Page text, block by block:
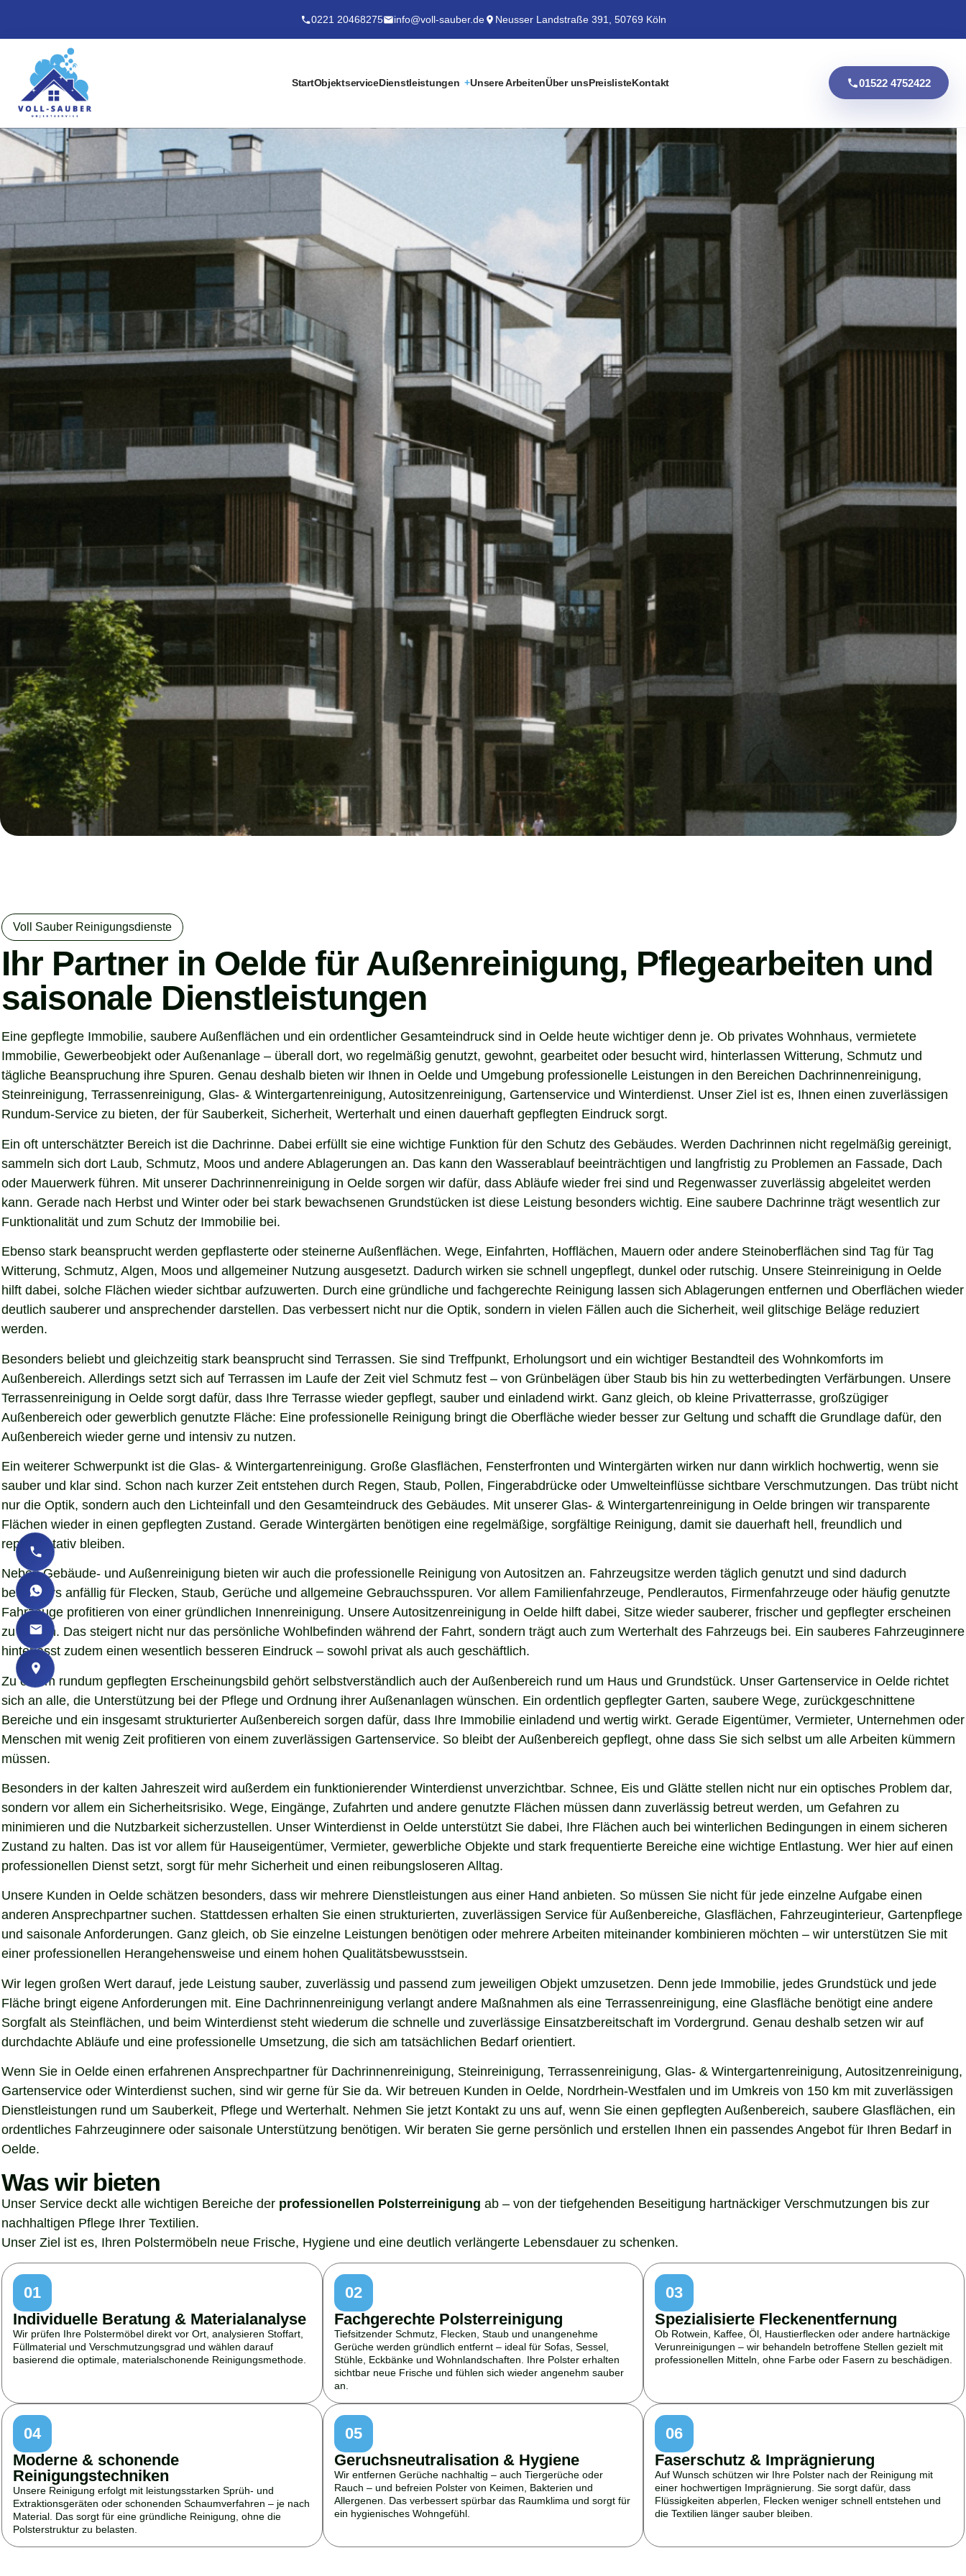
0221 20468275 info@voll-sauber.de Neusser Landstraße 391, 50769 Köln
StartObjektserviceDienstleistungen Unsere ArbeitenÜber unsPreislisteKontakt 01522 4752422
Voll Sauber Reinigungsdienste
Ihr Partner in Oelde für Außenreinigung, Pflegearbeiten und
saisonale Dienstleistungen
Eine gepflegte Immobilie, saubere Außenflächen und ein ordentlicher Gesamteindruck sind in Oelde heute wichtiger denn je. Ob privates Wohnhaus, vermietete
Immobilie, Gewerbeobjekt oder Außenanlage – überall dort, wo regelmäßig genutzt, gewohnt, gearbeitet oder besucht wird, hinterlassen Witterung, Schmutz und
tägliche Beanspruchung ihre Spuren. Genau deshalb bieten wir Ihnen in Oelde und Umgebung professionelle Leistungen in den Bereichen Dachrinnenreinigung,
Steinreinigung, Terrassenreinigung, Glas- & Wintergartenreinigung, Autositzenreinigung, Gartenservice und Winterdienst. Unser Ziel ist es, Ihnen einen zuverlässigen
Rundum-Service zu bieten, der für Sauberkeit, Sicherheit, Werterhalt und einen dauerhaft gepflegten Eindruck sorgt.
Ein oft unterschätzter Bereich ist die Dachrinne. Dabei erfüllt sie eine wichtige Funktion für den Schutz des Gebäudes. Werden Dachrinnen nicht regelmäßig gereinigt,
sammeln sich dort Laub, Schmutz, Moos und andere Ablagerungen an. Das kann den Wasserablauf beeinträchtigen und langfristig zu Problemen an Fassade, Dach
oder Mauerwerk führen. Mit unserer Dachrinnenreinigung in Oelde sorgen wir dafür, dass Abläufe wieder frei sind und Regenwasser zuverlässig abgeleitet werden
kann. Gerade nach Herbst und Winter oder bei stark bewachsenen Grundstücken ist diese Leistung besonders wichtig. Eine saubere Dachrinne trägt wesentlich zur
Funktionalität und zum Schutz der Immobilie bei.
Ebenso stark beansprucht werden gepflasterte oder steinerne Außenflächen. Wege, Einfahrten, Hofflächen, Mauern oder andere Steinoberflächen sind Tag für Tag
Witterung, Schmutz, Algen, Moos und allgemeiner Nutzung ausgesetzt. Dadurch wirken sie schnell ungepflegt, dunkel oder rutschig. Unsere Steinreinigung in Oelde
hilft dabei, solche Flächen wieder sichtbar aufzuwerten. Durch eine gründliche und fachgerechte Reinigung lassen sich Ablagerungen entfernen und Oberflächen wieder
deutlich sauberer und ansprechender darstellen. Das verbessert nicht nur die Optik, sondern in vielen Fällen auch die Sicherheit, weil glitschige Beläge reduziert
werden.
Besonders beliebt und gleichzeitig stark beansprucht sind Terrassen. Sie sind Treffpunkt, Erholungsort und ein wichtiger Bestandteil des Wohnkomforts im
Außenbereich. Allerdings setzt sich auf Terrassen im Laufe der Zeit viel Schmutz fest – von Grünbelägen über Staub bis hin zu wetterbedingten Verfärbungen. Unsere
Terrassenreinigung in Oelde sorgt dafür, dass Ihre Terrasse wieder gepflegt, sauber und einladend wirkt. Ganz gleich, ob kleine Privatterrasse, großzügiger
Außenbereich oder gewerblich genutzte Fläche: Eine professionelle Reinigung bringt die Oberfläche wieder besser zur Geltung und schafft die Grundlage dafür, den
Außenbereich wieder gerne und intensiv zu nutzen.
Ein weiterer Schwerpunkt ist die Glas- & Wintergartenreinigung. Große Glasflächen, Fensterfronten und Wintergärten wirken nur dann wirklich hochwertig, wenn sie
sauber und klar sind. Schon nach kurzer Zeit entstehen durch Regen, Staub, Pollen, Fingerabdrücke oder Umwelteinflüsse sichtbare Verschmutzungen. Das trübt nicht
nur die Optik, sondern auch den Lichteinfall und den Gesamteindruck des Gebäudes. Mit unserer Glas- & Wintergartenreinigung in Oelde bringen wir transparente
Flächen wieder in einen gepflegten Zustand. Gerade Wintergärten benötigen eine regelmäßige, sorgfältige Reinigung, damit sie dauerhaft hell, freundlich und
repräsentativ bleiben.
Neben Gebäude- und Außenreinigung bieten wir auch die professionelle Reinigung von Autositzen an. Fahrzeugsitze werden täglich genutzt und sind dadurch
besonders anfällig für Flecken, Staub, Gerüche und allgemeine Gebrauchsspuren. Vor allem Familienfahrzeuge, Pendlerautos, Firmenfahrzeuge oder häufig genutzte
Fahrzeuge profitieren von einer gründlichen Innenreinigung. Unsere Autositzenreinigung in Oelde hilft dabei, Sitze wieder sauberer, frischer und gepflegter erscheinen
zu lassen. Das steigert nicht nur das persönliche Wohlbefinden während der Fahrt, sondern trägt auch zum Werterhalt des Fahrzeugs bei. Ein sauberes Fahrzeuginnere
hinterlässt zudem einen wesentlich besseren Eindruck – sowohl privat als auch geschäftlich.
Zu einem rundum gepflegten Erscheinungsbild gehört selbstverständlich auch der Außenbereich rund um Haus und Grundstück. Unser Gartenservice in Oelde richtet
sich an alle, die Unterstützung bei der Pflege und Ordnung ihrer Außenanlagen wünschen. Ein ordentlich gepflegter Garten, saubere Wege, zurückgeschnittene
Bereiche und ein insgesamt strukturierter Außenbereich sorgen dafür, dass Ihre Immobilie einladend und wertig wirkt. Gerade Eigentümer, Vermieter, Unternehmen oder
Menschen mit wenig Zeit profitieren von einem zuverlässigen Gartenservice. So bleibt der Außenbereich gepflegt, ohne dass Sie sich selbst um alle Arbeiten kümmern
müssen.
Besonders in der kalten Jahreszeit wird außerdem ein funktionierender Winterdienst unverzichtbar. Schnee, Eis und Glätte stellen nicht nur ein optisches Problem dar,
sondern vor allem ein Sicherheitsrisiko. Wege, Eingänge, Zufahrten und andere genutzte Flächen müssen dann zuverlässig betreut werden, um Gefahren zu
minimieren und die Nutzbarkeit sicherzustellen. Unser Winterdienst in Oelde unterstützt Sie dabei, Ihre Flächen auch bei winterlichen Bedingungen in einem sicheren
Zustand zu halten. Das ist vor allem für Hauseigentümer, Vermieter, gewerbliche Objekte und stark frequentierte Bereiche eine wichtige Entlastung. Wer hier auf einen
professionellen Dienst setzt, sorgt für mehr Sicherheit und einen reibungsloseren Alltag.
Unsere Kunden in Oelde schätzen besonders, dass wir mehrere Dienstleistungen aus einer Hand anbieten. So müssen Sie nicht für jede einzelne Aufgabe einen
anderen Ansprechpartner suchen. Stattdessen erhalten Sie einen strukturierten, zuverlässigen Service für Außenbereiche, Glasflächen, Fahrzeuginterieur, Gartenpflege
und saisonale Anforderungen. Ganz gleich, ob Sie einzelne Leistungen benötigen oder mehrere Arbeiten miteinander kombinieren möchten – wir unterstützen Sie mit
einer professionellen Herangehensweise und einem hohen Qualitätsbewusstsein.
Wir legen großen Wert darauf, jede Leistung sauber, zuverlässig und passend zum jeweiligen Objekt umzusetzen. Denn jede Immobilie, jedes Grundstück und jede
Fläche bringt eigene Anforderungen mit. Eine Dachrinnenreinigung verlangt andere Maßnahmen als eine Terrassenreinigung, eine Glasfläche benötigt eine andere
Sorgfalt als Steinflächen, und beim Winterdienst steht wiederum die schnelle und zuverlässige Einsatzbereitschaft im Vordergrund. Genau deshalb setzen wir auf
durchdachte Abläufe und eine professionelle Umsetzung, die sich am tatsächlichen Bedarf orientiert.
Wenn Sie in Oelde einen erfahrenen Ansprechpartner für Dachrinnenreinigung, Steinreinigung, Terrassenreinigung, Glas- & Wintergartenreinigung, Autositzenreinigung,
Gartenservice oder Winterdienst suchen, sind wir gerne für Sie da. Wir betreuen Kunden in Oelde, Nordrhein-Westfalen und im Umkreis von 150 km mit zuverlässigen
Dienstleistungen rund um Sauberkeit, Pflege und Werterhalt. Nehmen Sie jetzt Kontakt zu uns auf, wenn Sie einen gepflegten Außenbereich, saubere Glasflächen, ein
ordentliches Fahrzeuginnere oder saisonale Unterstützung benötigen. Wir beraten Sie gerne persönlich und erstellen Ihnen ein passendes Angebot für Ihren Bedarf in
Oelde.
Was wir bieten
Unser Service deckt alle wichtigen Bereiche der professionellen Polsterreinigung ab – von der tiefgehenden Beseitigung hartnäckiger Verschmutzungen bis zur
nachhaltigen Pflege Ihrer Textilien.
Unser Ziel ist es, Ihren Polstermöbeln neue Frische, Hygiene und eine deutlich verlängerte Lebensdauer zu schenken.
01
Individuelle Beratung & Materialanalyse
Wir prüfen Ihre Polstermöbel direkt vor Ort, analysieren Stoffart,
Füllmaterial und Verschmutzungsgrad und wählen darauf
basierend die optimale, materialschonende Reinigungsmethode.
02
Fachgerechte Polsterreinigung
Tiefsitzender Schmutz, Flecken, Staub und unangenehme
Gerüche werden gründlich entfernt – ideal für Sofas, Sessel,
Stühle, Eckbänke und Wohnlandschaften. Ihre Polster erhalten
sichtbar neue Frische und fühlen sich wieder angenehm sauber
an.
03
Spezialisierte Fleckenentfernung
Ob Rotwein, Kaffee, Öl, Haustierflecken oder andere hartnäckige
Verunreinigungen – wir behandeln betroffene Stellen gezielt mit
professionellen Mitteln, ohne Farbe oder Fasern zu beschädigen.
04
Moderne & schonende
Reinigungstechniken
Unsere Reinigung erfolgt mit leistungsstarken Sprüh- und
Extraktionsgeräten oder schonenden Schaumverfahren – je nach
Material. Das sorgt für eine gründliche Reinigung, ohne die
Polsterstruktur zu belasten.
05
Geruchsneutralisation & Hygiene
Wir entfernen Gerüche nachhaltig – auch Tiergerüche oder
Rauch – und befreien Polster von Keimen, Bakterien und
Allergenen. Das verbessert spürbar das Raumklima und sorgt für
ein hygienisches Wohngefühl.
06
Faserschutz & Imprägnierung
Auf Wunsch schützen wir Ihre Polster nach der Reinigung mit
einer hochwertigen Imprägnierung. Sie sorgt dafür, dass
Flüssigkeiten abperlen, Flecken weniger schnell entstehen und
die Textilien länger sauber bleiben.